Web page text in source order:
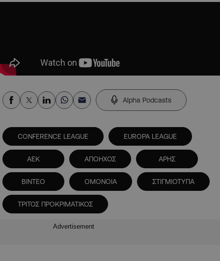
Alpha Podcasts
CONFERENCE LEAGUE EUROPA LEAGUE
ΑΕΚ ΑΠΟΗΧΟΣ ΑΡΗΣ
ΒΙΝΤΕΟ ΟΜΟΝΟΙΑ ΣΤΙΓΜΙΟΤΥΠΑ
ΤΡΙΤΟΣ ΠΡΟΚΡΙΜΑΤΙΚΟΣ
Advertisement